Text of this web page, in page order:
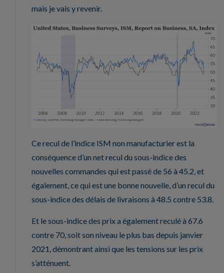
mais je vais y revenir.
Ce recul de l’indice ISM non manufacturier est la
conséquence d’un net recul du sous-indice des
nouvelles commandes qui est passé de 56 à 45.2, et
également, ce qui est une bonne nouvelle, d’un recul du
sous-indice des délais de livraisons à 48.5 contre 53.8.
Et le sous-indice des prix a également reculé à 67.6
contre 70, soit son niveau le plus bas depuis janvier
2021, démontrant ainsi que les tensions sur les prix
s’atténuent.